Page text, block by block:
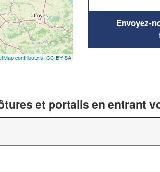
contributors, CC-BY-SA
Envoyez-
et portails en entrant